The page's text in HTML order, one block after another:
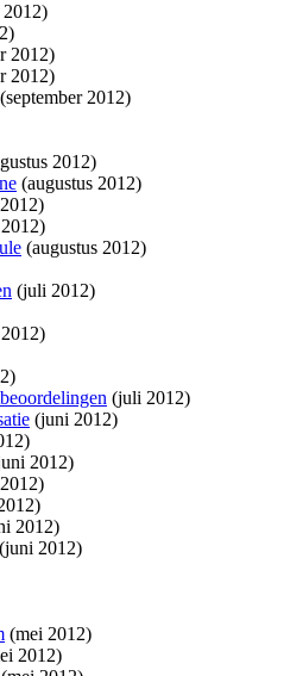
2012)
2012)
(september 2012)
2012)
(augustus 2012)
(augustus 2012)
(juli 2012)
(juli 2012)
(juni 2012)
2012)
2012)
2012)
(mei 2012)
2012)